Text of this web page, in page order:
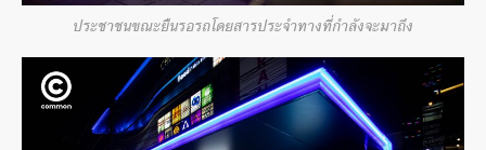
ประชาชนขณะยืนรอรถโดยสารประจำทางที่กำลังจะมาถึง